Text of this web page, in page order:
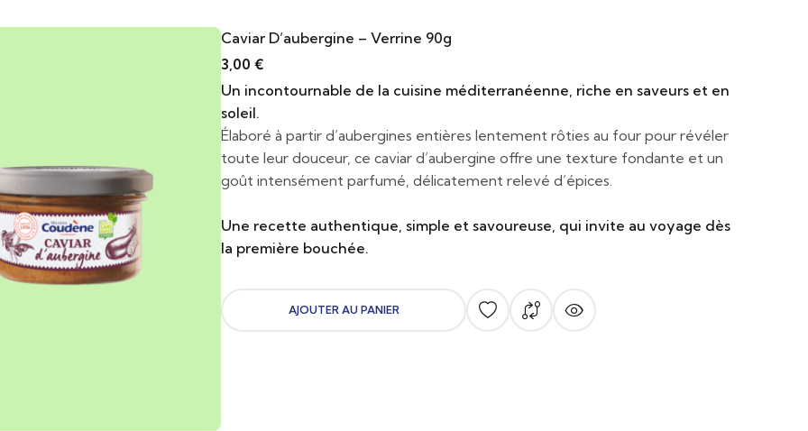
Caviar D’aubergine – Verrine 90g
3,00 €
Un incontournable de la cuisine méditerranéenne, riche en saveurs et en
soleil.
Élaboré à partir d’aubergines entières lentement rôties au four pour révéler
toute leur douceur, ce caviar d’aubergine offre une texture fondante et un
goût intensément parfumé, délicatement relevé d’épices.
Une recette authentique, simple et savoureuse, qui invite au voyage dès
la première bouchée.
AJOUTER AU PANIER